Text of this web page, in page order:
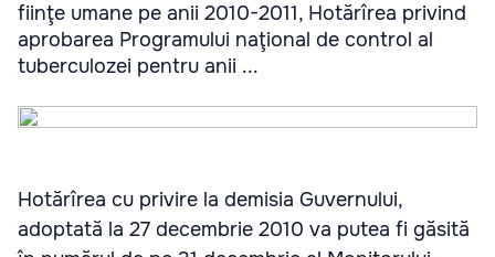
fiinţe umane pe anii 2010-2011, Hotărîrea privind
aprobarea Programului naţional de control al
tuberculozei pentru anii ...
Hotărîrea cu privire la demisia Guvernului,
adoptată la 27 decembrie 2010 va putea fi găsită